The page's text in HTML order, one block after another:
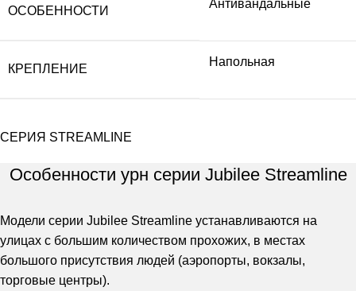
ОСОБЕННОСТИ
Антивандальные
КРЕПЛЕНИЕ
Напольная
СЕРИЯ STREAMLINE
Особенности урн серии Jubilee Streamline
Модели серии Jubilee Streamline устанавливаются на
улицах с большим количеством прохожих, в местах
большого присутствия людей (аэропорты, вокзалы,
торговые центры).